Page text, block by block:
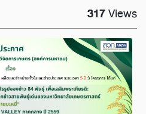
317Views